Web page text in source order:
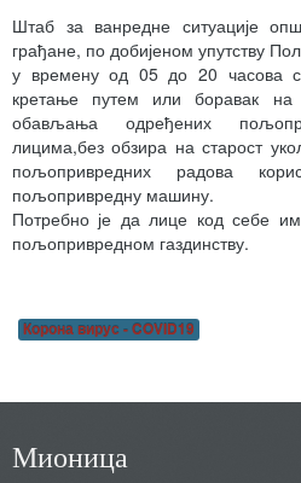
Штаб за ванредне ситуације
грађане, по добијеном упутству
у времену од 05 до 20 часова
кретање путем или боравак на
обављања одређених
лицима,без обзира на старост
пољопривредних радова
пољопривредну машину.
Потребно је да лице код себе
пољопривредном газдинству.
Корона вирус - COVID19
Мионица